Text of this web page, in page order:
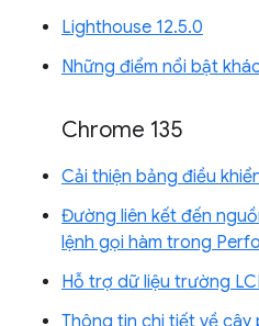
Lighthouse 12.5.0
Những điểm nổi bật
Chrome 135
Cải thiện bảng điều
Đường liên kết đến
lệnh gọi hàm trong
Hỗ trợ dữ liệu trường
Thông tin chi tiết về